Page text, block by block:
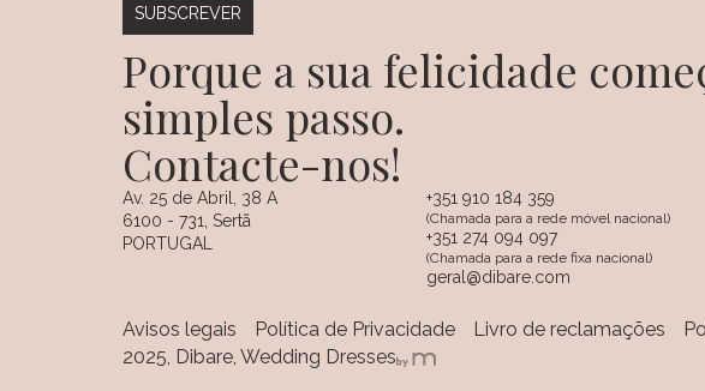
Porque a sua felicidade
simples passo.
Contacte-nos!
Av. 25 de Abril, 38 A
6100 - 731, Sertã
PORTUGAL
+351 910 184 359
(Chamada para a rede móvel nacional)
+351 274 094 097
(Chamada para a rede fixa nacional)
geral@dibare.com
Avisos legais Política de Privacidade Livro de reclamações
2025, Dibare, Wedding Dresses